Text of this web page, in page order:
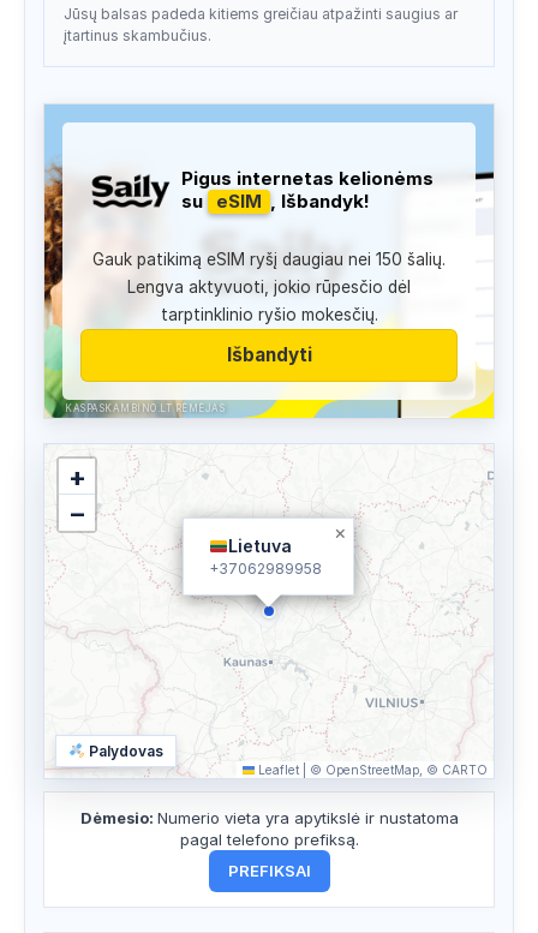
Jūsų balsas padeda kitiems greičiau atpažinti saugius ar
įtartinus skambučius.
KASPASKAMBINO.LT RĖMĖJAS
Pigus internetas kelionėms
su
eSIM , Išbandyk!
Gauk patikimą eSIM ryšį daugiau nei 150 šalių.
Lengva aktyvuoti, jokio rūpesčio dėl
tarptinklinio ryšio mokesčių.
Išbandyti
Lietuva
+37062989958
×
+
−
Leaflet © OpenStreetMap, © CARTO
Palydovas
Dėmesio: Numerio vieta yra apytikslė ir nustatoma
pagal telefono prefiksą.
PREFIKSAI